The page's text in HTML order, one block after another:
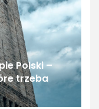
Polski –
trzeba